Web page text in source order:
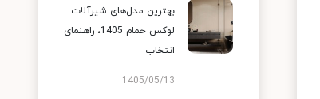
بهترین مدل‌های شیرآلات
لوکس حمام 1405، راهنمای
انتخاب
1405/05/13